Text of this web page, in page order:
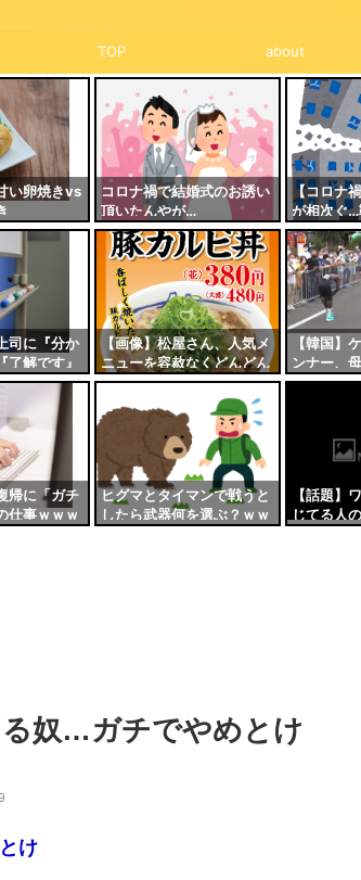
TOP about
い卵焼きvs
コロナ禍で結婚式のお誘い
頂いたんやが…
【コロナ
が相次ぐ
行、多岐
境に
司に『分か
了解です』
に比べて
やや控え
【画像】松屋さん、人気メ
ニューを容赦なくどんどん
値上げしてしまう……
【韓国】
ンナー、
ま帰らず
帰に「ガチ
仕事ｗｗｗ
ヒグマとタイマンで戦うと
したら武器何を選ぶ？ｗｗ
【話題】
じてる人
奴…ガチでやめとけ
け